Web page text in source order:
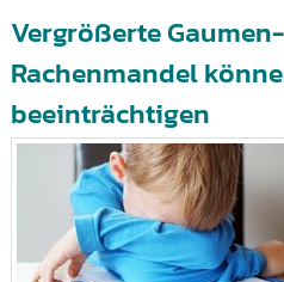
Vergrößerte
Rachenmandel
beeinträchtigen